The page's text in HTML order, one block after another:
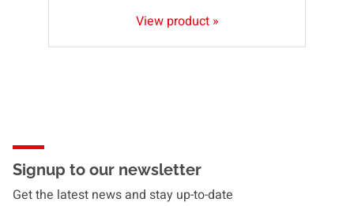
View product »
Signup to our newsletter
Get the latest news and stay up-to-date